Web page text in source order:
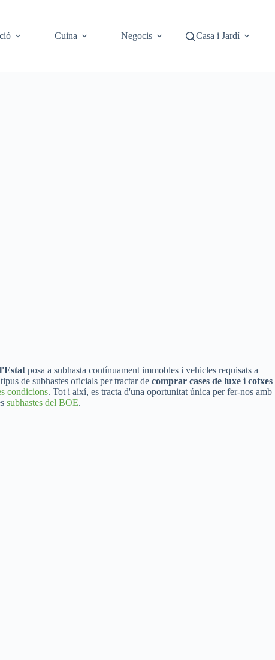
Cuina Negocis Casa i Jardí
posa a subhasta contínuament immobles i vehicles requisats a
de subhastes oficials per tractar de comprar cases de luxe i cotxes
condicions. Tot i així, es tracta d'una oportunitat única per fer-nos amb
subhastes del BOE.